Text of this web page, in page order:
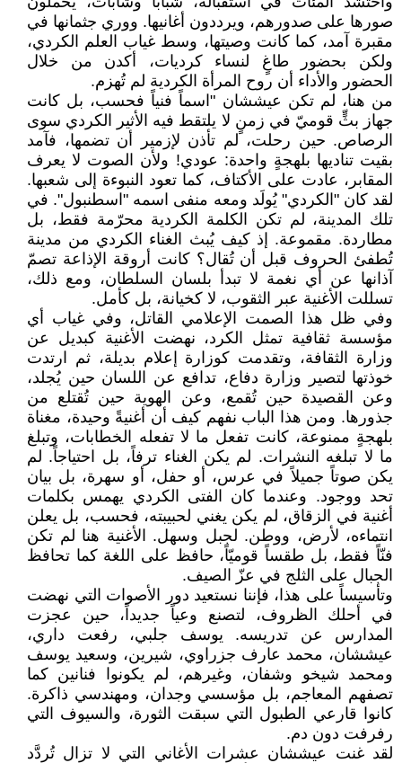
صورها على صدورهم، ويرددون أغانيها. ووري جثمانها في
مقبرة آمد، كما كانت وصيتها، وسط غياب العلم الكردي،
ولكن بحضور طاغٍ لنساء كرديات، أكدن من خلال
الحضور والأداء أن روح المرأة الكردية لم تُهزم.
من هنا، لم تكن عیششان "اسماً فنياً فحسب، بل كانت
جهاز بثٍّ قوميّ في زمنٍ لا يلتقط فيه الأثير الكردي سوى
الرصاص. حين رحلت، لم تأذن لإزمير أن تضمها، فآمد
بقيت تناديها بلهجةٍ واحدة: عودي! ولأن الصوت لا يعرف
المقابر، عادت على الأكتاف، كما تعود النبوءة إلى شعبها.
لقد كان "الكردي" يُولَد ومعه منفى اسمه "اسطنبول". في
تلك المدينة، لم تكن الكلمة الكردية محرّمة فقط، بل
مطاردة. مقموعة. إذ كيف يُبث الغناء الكردي من مدينة
تُطفئ الحروف قبل أن تُقال؟ كانت أروقة الإذاعة تصمّ
آذانها عن أي نغمة لا تبدأ بلسان السلطان، ومع ذلك،
تسللت الأغنية عبر الثقوب، لا كخيانة، بل كأمل.
وفي ظل هذا الصمت الإعلامي القاتل، وفي غياب أي
مؤسسة ثقافية تمثل الكرد، نهضت الأغنية كبديل عن
وزارة الثقافة، وتقدمت كوزارة إعلام بديلة، ثم ارتدت
خوذتها لتصير وزارة دفاع، تدافع عن اللسان حين يُجلد،
وعن القصيدة حين تُقمع، وعن الهوية حين تُقتلع من
جذورها. ومن هذا الباب نفهم كيف أن أغنيةً وحيدة، مغناة
بلهجةٍ ممنوعة، كانت تفعل ما لا تفعله الخطابات، وتبلغ
ما لا تبلغه النشرات. لم يكن الغناء ترفاً، بل احتياجاً. لم
يكن صوتاً جميلاً في عرس، أو حفل، أو سهرة، بل بيان
تحد ووجود. وعندما كان الفتى الكردي يهمس بكلمات
أغنية في الزقاق، لم يكن يغني لحبيبته، فحسب، بل يعلن
انتماءه، لأرض، ووطن. لجبل وسهل. الأغنية هنا لم تكن
فنّاً فقط، بل طقساً قوميّاً، حافظ على اللغة كما تحافظ
الجبال على الثلج في عزّ الصيف.
وتأسيساً على هذا، فإننا نستعيد دور الأصوات التي نهضت
في أحلك الظروف، لتصنع وعياً جديداً، حين عجزت
المدارس عن تدريسه. يوسف جلبي، رفعت داري،
عیششان، محمد عارف جزراوي، شيرين، وسعيد يوسف
ومحمد شيخو وشفان، وغيرهم، لم يكونوا فنانين كما
تصفهم المعاجم، بل مؤسسي وجدان، ومهندسي ذاكرة.
كانوا قارعي الطبول التي سبقت الثورة، والسيوف التي
رفرفت دون دم.
لقد غنت عيششان عشرات الأغاني التي لا تزال تُردَّد